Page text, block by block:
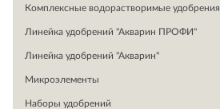
Комплексные водорастворимые удобрения
Линейка удобрений "Акварин ПРОФИ"
Линейка удобрений "Акварин"
Микроэлементы
Наборы удобрений